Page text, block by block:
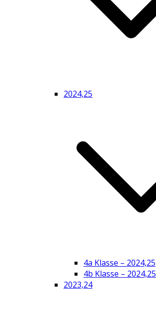
2024,25
4a Klasse – 2024,25
4b Klasse – 2024,25
2023,24